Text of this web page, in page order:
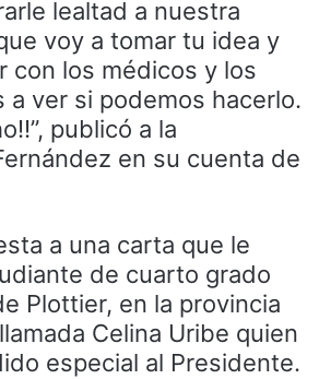
lealtad a nuestra
voy a tomar tu idea y
con los médicos y los
a ver si podemos hacerlo.
publicó a la
en su cuenta de
a una carta que le
de cuarto grado
Plottier, en la provincia
Celina Uribe quien
especial al Presidente.